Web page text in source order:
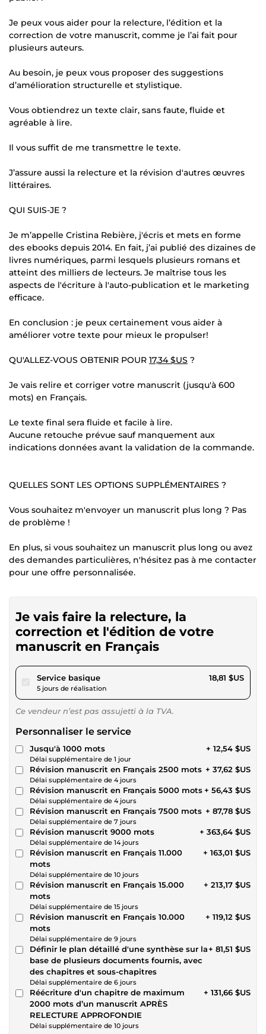
Je peux vous aider pour la relecture, l’édition et la
correction de votre manuscrit, comme je l’ai fait pour
plusieurs auteurs.
Au besoin, je peux vous proposer des suggestions
d’amélioration structurelle et stylistique.
Vous obtiendrez un texte clair, sans faute, fluide et
agréable à lire.
Il vous suffit de me transmettre le texte.
J’assure aussi la relecture et la révision d'autres œuvres
littéraires.
QUI SUIS-JE ?
Je m’appelle Cristina Rebière, j'écris et mets en forme
des ebooks depuis 2014. En fait, j’ai publié des dizaines de
livres numériques, parmi lesquels plusieurs romans et
atteint des milliers de lecteurs. Je maîtrise tous les
aspects de l'écriture à l'auto-publication et le marketing
efficace.
En conclusion : je peux certainement vous aider à
améliorer votre texte pour mieux le propulser!
QU'ALLEZ-VOUS OBTENIR POUR 17,34 $US ?
Je vais relire et corriger votre manuscrit (jusqu'à 600
mots) en Français.
Le texte final sera fluide et facile à lire.
Aucune retouche prévue sauf manquement aux
indications données avant la validation de la commande.
QUELLES SONT LES OPTIONS SUPPLÉMENTAIRES ?
Vous souhaitez m'envoyer un manuscrit plus long ? Pas
de problème !
En plus, si vous souhaitez un manuscrit plus long ou avez
des demandes particulières, n'hésitez pas à me contacter
pour une offre personnalisée.
Je vais faire la relecture, la
correction et l'édition de votre
manuscrit en Français
Service basiquepour 17,34 $US
5 jours de réalisation
18,81 $US
Ce vendeur n’est pas assujetti à la TVA.
Personnaliser le service
Jusqu'à 1000 mots
Délai supplémentaire de 1 jour
+ 12,54 $US
Révision manuscrit en Français 2500 mots
Délai supplémentaire de 4 jours
+ 37,62 $US
Révision manuscrit en Français 5000 mots
Délai supplémentaire de 4 jours
+ 56,43 $US
Révision manuscrit en Français 7500 mots
Délai supplémentaire de 7 jours
+ 87,78 $US
Révision manuscrit 9000 mots
Délai supplémentaire de 14 jours
+ 363,64 $US
Révision manuscrit en Français 11.000
mots
Délai supplémentaire de 10 jours
+ 163,01 $US
Révision manuscrit en Français 15.000
mots
Délai supplémentaire de 15 jours
+ 213,17 $US
Révision manuscrit en Français 10.000
mots
Délai supplémentaire de 9 jours
+ 119,12 $US
Définir le plan détaillé d'une synthèse sur la
base de plusieurs documents fournis, avec
des chapitres et sous-chapitres
Délai supplémentaire de 6 jours
+ 81,51 $US
Réécriture d'un chapitre de maximum
2000 mots d’un manuscrit APRÈS
RELECTURE APPROFONDIE
Délai supplémentaire de 10 jours
+ 131,66 $US